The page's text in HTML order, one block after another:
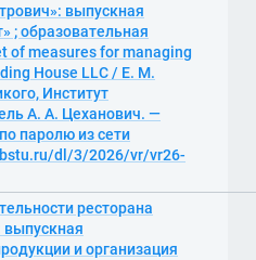
выпускная
; образовательная
of measures for managing
House LLC / Е. М.
Институт
А. А. Цеханович. —
паролю из сети
dl/3/2026/vr/vr26-
ресторана
выпускная
и организация